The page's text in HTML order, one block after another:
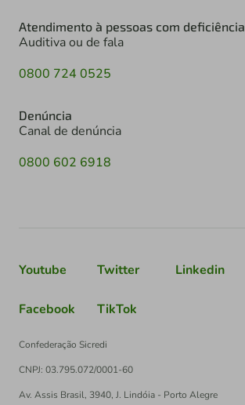
Atendimento à pessoas com deficiência
Auditiva ou de fala
0800 724 0525
Denúncia
Canal de denúncia
0800 602 6918
Youtube Twitter Linkedin
Facebook TikTok
Confederação Sicredi
CNPJ: 03.795.072/0001-60
Av. Assis Brasil, 3940, J. Lindóia - Porto Alegre